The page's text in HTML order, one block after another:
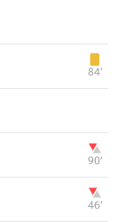
84‎’‎
90‎’‎
46‎’‎